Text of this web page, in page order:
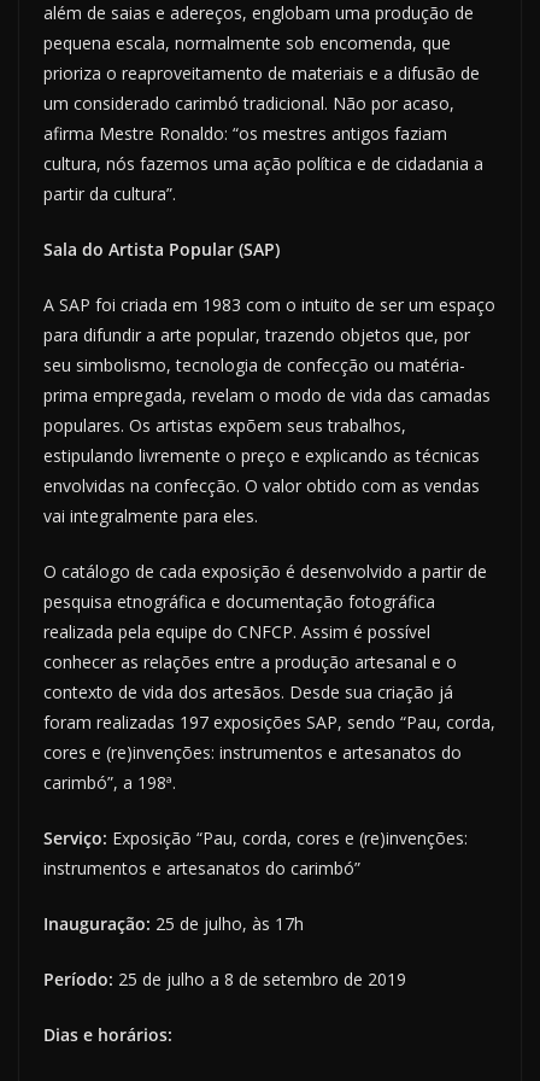
além de saias e adereços, englobam uma produção de
pequena escala, normalmente sob encomenda, que
prioriza o reaproveitamento de materiais e a difusão de
um considerado carimbó tradicional. Não por acaso,
afirma Mestre Ronaldo: “os mestres antigos faziam
cultura, nós fazemos uma ação política e de cidadania a
partir da cultura”.
Sala do Artista Popular (SAP)
A SAP foi criada em 1983 com o intuito de ser um espaço
para difundir a arte popular, trazendo objetos que, por
seu simbolismo, tecnologia de confecção ou matéria-
prima empregada, revelam o modo de vida das camadas
populares. Os artistas expõem seus trabalhos,
estipulando livremente o preço e explicando as técnicas
envolvidas na confecção. O valor obtido com as vendas
vai integralmente para eles.
O catálogo de cada exposição é desenvolvido a partir de
pesquisa etnográfica e documentação fotográfica
realizada pela equipe do CNFCP. Assim é possível
conhecer as relações entre a produção artesanal e o
contexto de vida dos artesãos. Desde sua criação já
foram realizadas 197 exposições SAP, sendo “Pau, corda,
cores e (re)invenções: instrumentos e artesanatos do
carimbó”, a 198ª.
Serviço: Exposição “Pau, corda, cores e (re)invenções:
instrumentos e artesanatos do carimbó”
Inauguração: 25 de julho, às 17h
Período: 25 de julho a 8 de setembro de 2019
Dias e horários: